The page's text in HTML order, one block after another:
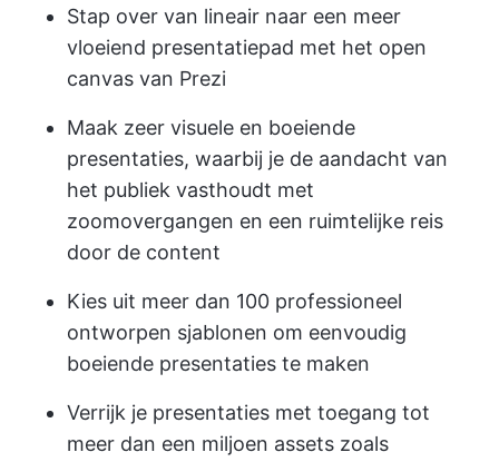
Stap over van lineair naar een meer
vloeiend presentatiepad met het open
canvas van Prezi
Maak zeer visuele en boeiende
presentaties, waarbij je de aandacht van
het publiek vasthoudt met
zoomovergangen en een ruimtelijke reis
door de content
Kies uit meer dan 100 professioneel
ontworpen sjablonen om eenvoudig
boeiende presentaties te maken
Verrijk je presentaties met toegang tot
meer dan een miljoen assets zoals